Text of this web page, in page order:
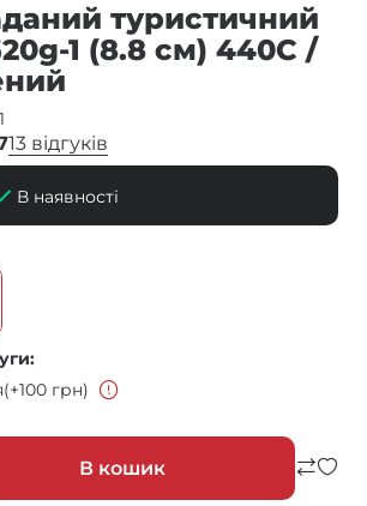
туристичний
1 (8.8 см) 440C /
13 відгуків
В наявності
(+100 грн)
В кошик